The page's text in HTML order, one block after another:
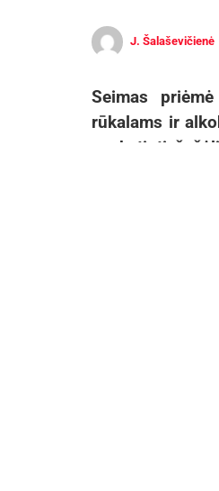
J. Šalaševičienė
Seimas
rūkalams ir
paskatinti